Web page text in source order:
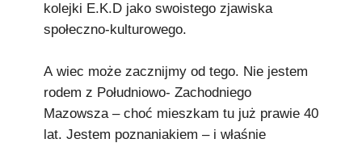
kolejki E.K.D jako swoistego zjawiska
społeczno-kulturowego.
A wiec może zacznijmy od tego. Nie jestem
rodem z Południowo- Zachodniego
Mazowsza – choć mieszkam tu już prawie 40
lat. Jestem poznaniakiem – i właśnie